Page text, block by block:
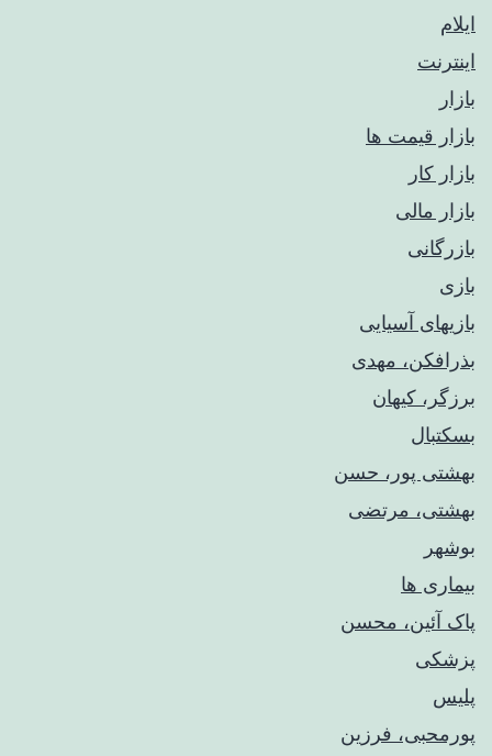
ایلام
اینترنت
بازار
بازار قیمت ها
بازار کار
بازار مالی
بازرگانی
بازی
بازیهای آسیایی
بذرافکن، مهدی
برزگر، کیهان
بسکتبال
بهشتی پور، حسن
بهشتی، مرتضی
بوشهر
بیماری ها
پاک آئین، محسن
پزشکی
پلیس
پورمحبی، فرزین